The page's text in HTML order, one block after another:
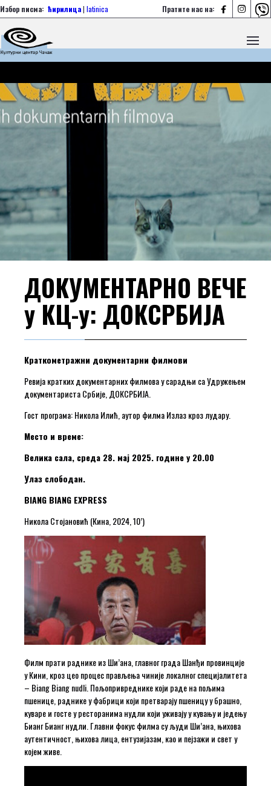
Пратите нас на:   
Избор писма: ћирилица| latinica
ДОКУМЕНТАРНО ВЕЧЕ
у КЦ-у: ДОКСРБИЈА
Краткометражни документарни филмови
Ревија кратких документарних филмова у сарадњи са Удружењем
документариста Србије, ДОКСРБИЈА.
Гост програма: Никола Илић, аутор филма Излаз кроз лудару.
Место и време:
Велика сала, среда 28. мај 2025. године у 20.00
Улаз слободан.
BIANG BIANG EXPRESS
Никола Стојановић (Кина, 2024, 10’)
Филм прати раднике из Ши’ана, главног града Шанђи провинције
у Кини, кроз цео процес прављења чиније локалног специјалитета
– Biang Biang nudli. Пољопривреднике који раде на пољима
пшенице, раднике у фабрици који претварају пшеницу у брашно,
куваре и госте у ресторанима нудли који уживају у кувању и једењу
Бианг Бианг нудли. Главни фокус филма су људи Ши’ана, њихова
аутентичност, њихова лица, ентузијазам, као и пејзажи и свет у
којем живе.